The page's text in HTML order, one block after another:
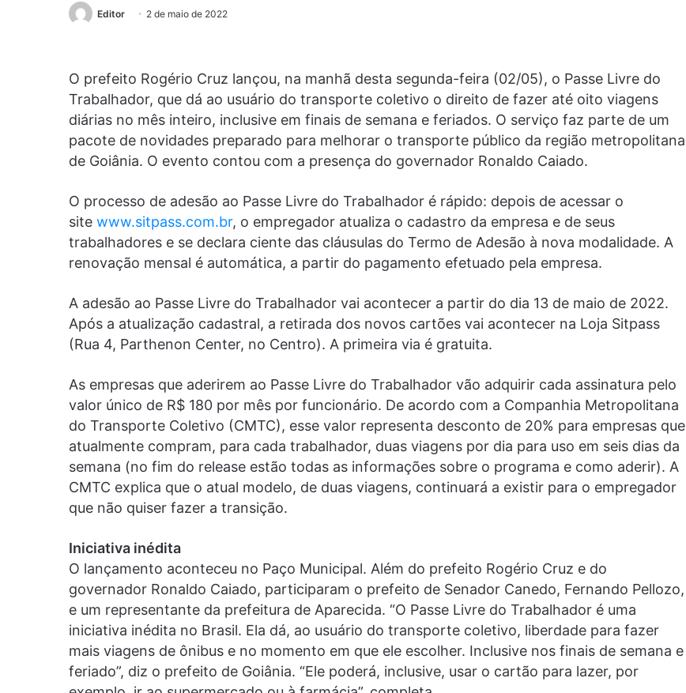
Editor 2 de maio de 2022
O prefeito Rogério Cruz lançou, na manhã desta segunda-feira (02/05), o Passe Livre do
Trabalhador, que dá ao usuário do transporte coletivo o direito de fazer até oito viagens
diárias no mês inteiro, inclusive em finais de semana e feriados. O serviço faz parte de um
pacote de novidades preparado para melhorar o transporte público da região metropolitana
de Goiânia. O evento contou com a presença do governador Ronaldo Caiado.
O processo de adesão ao Passe Livre do Trabalhador é rápido: depois de acessar o
site www.sitpass.com.br, o empregador atualiza o cadastro da empresa e de seus
trabalhadores e se declara ciente das cláusulas do Termo de Adesão à nova modalidade. A
renovação mensal é automática, a partir do pagamento efetuado pela empresa.
A adesão ao Passe Livre do Trabalhador vai acontecer a partir do dia 13 de maio de 2022.
Após a atualização cadastral, a retirada dos novos cartões vai acontecer na Loja Sitpass
(Rua 4, Parthenon Center, no Centro). A primeira via é gratuita.
As empresas que aderirem ao Passe Livre do Trabalhador vão adquirir cada assinatura pelo
valor único de R$ 180 por mês por funcionário. De acordo com a Companhia Metropolitana
do Transporte Coletivo (CMTC), esse valor representa desconto de 20% para empresas que
atualmente compram, para cada trabalhador, duas viagens por dia para uso em seis dias da
semana (no fim do release estão todas as informações sobre o programa e como aderir). A
CMTC explica que o atual modelo, de duas viagens, continuará a existir para o empregador
que não quiser fazer a transição.
Iniciativa inédita
O lançamento aconteceu no Paço Municipal. Além do prefeito Rogério Cruz e do
governador Ronaldo Caiado, participaram o prefeito de Senador Canedo, Fernando Pellozo,
e um representante da prefeitura de Aparecida. “O Passe Livre do Trabalhador é uma
iniciativa inédita no Brasil. Ela dá, ao usuário do transporte coletivo, liberdade para fazer
mais viagens de ônibus e no momento em que ele escolher. Inclusive nos finais de semana e
feriado”, diz o prefeito de Goiânia. “Ele poderá, inclusive, usar o cartão para lazer, por